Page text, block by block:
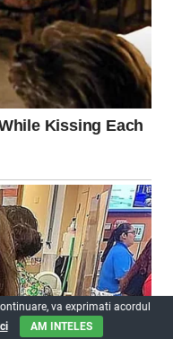
va exprimati acordul
AM INTELES